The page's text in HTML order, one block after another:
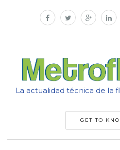
La actualidad técnica de la
GET TO